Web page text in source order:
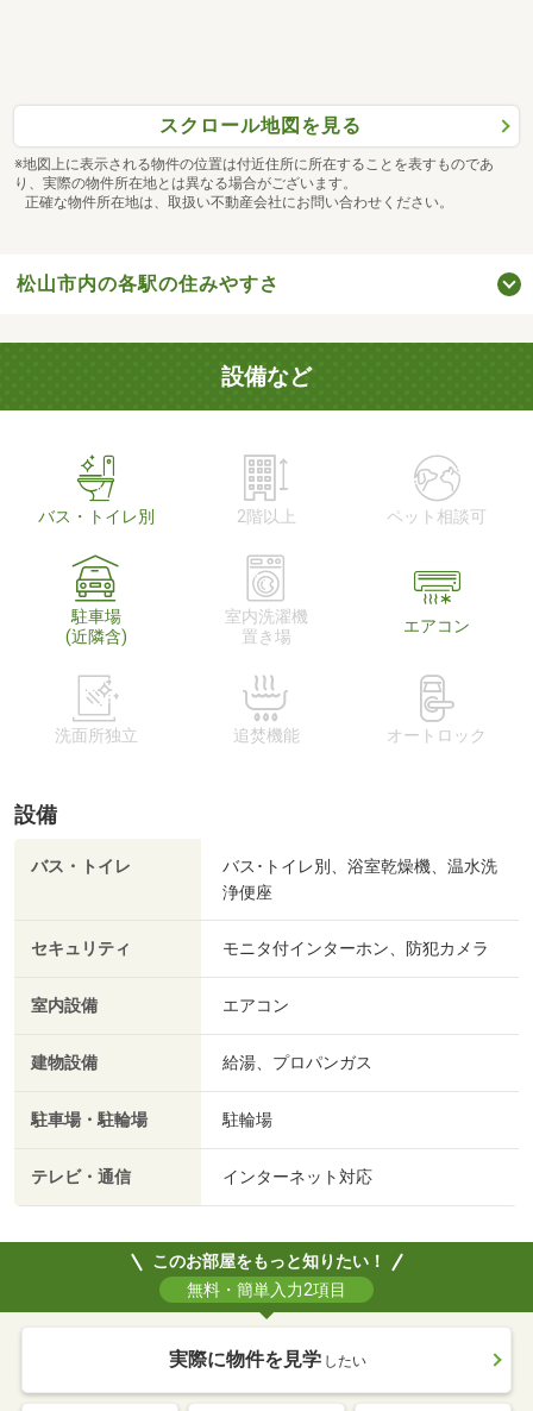
スクロール地図を見る
※地図上に表示される物件の位置は付近住所に所在することを表すものであ
り、実際の物件所在地とは異なる場合がございます。
正確な物件所在地は、取扱い不動産会社にお問い合わせください。
松山市内の各駅の住みやすさ
設備など
バス・トイレ別 2階以上 ペット相談可
駐車場
(近隣含)
室内洗濯機
置き場
エアコン
洗面所独立 追焚機能 オートロック
設備
バス・トイレ
バス･トイレ別、浴室乾燥機、温水洗
浄便座
セキュリティ モニタ付インターホン、防犯カメラ
室内設備 エアコン
建物設備 給湯、プロパンガス
駐車場・駐輪場 駐輪場
テレビ・通信 インターネット対応
このお部屋をもっと知りたい！
無料・簡単入力2項目
実際に物件を見学 したい